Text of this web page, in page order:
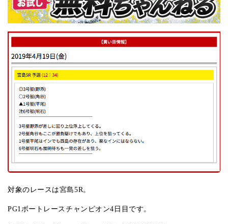
対象のレースは宮島5R。
PG1ボートレースチャンピオン4日目です。